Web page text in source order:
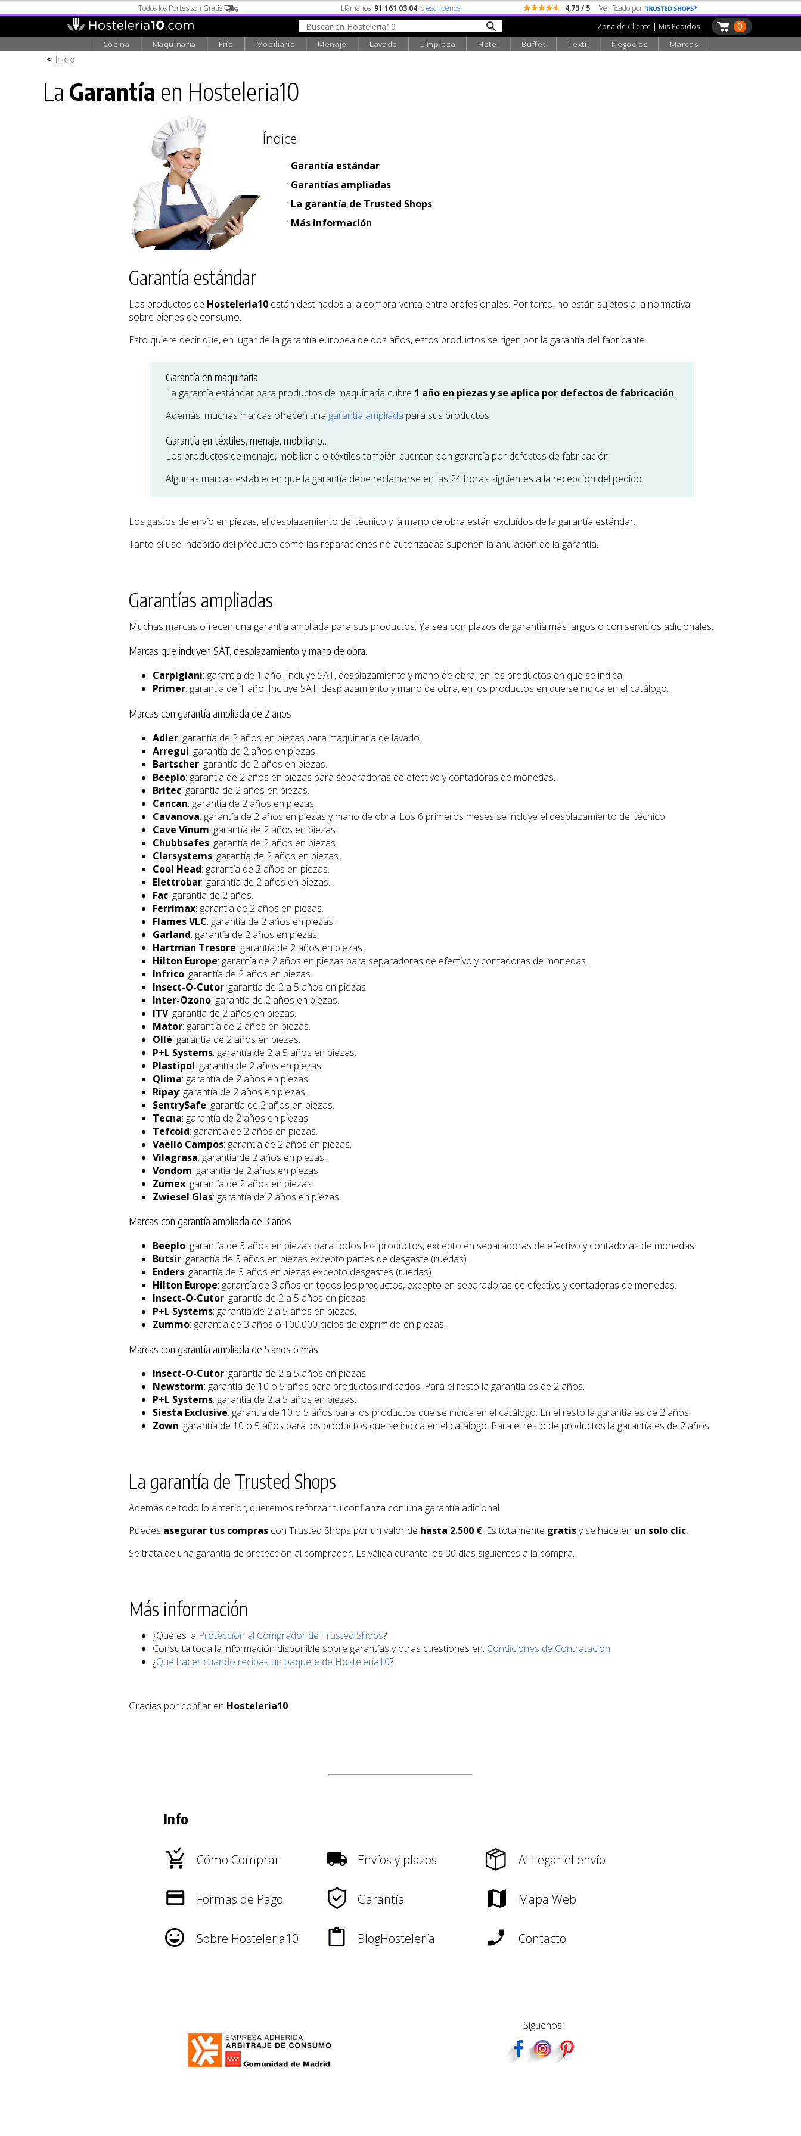
Todos los Portes son Gratis Llámanos 91 161 03 04 oescríbenos 4,73 / 5 · Verificado por
0
Zona de Cliente | Mis Pedidos
Cocina Maquinaria Frío Mobiliario Menaje Lavado Limpieza Hotel Buffet Textil Negocios Marcas
< Inicio
La Garantía en Hosteleria10
Índice
Garantía estándar
Garantías ampliadas
La garantía de Trusted Shops
Más información
Garantía estándar
Los productos de Hosteleria10 están destinados a la compra-venta entre profesionales. Por tanto, no están sujetos a la normativa
sobre bienes de consumo.
Esto quiere decir que, en lugar de la garantía europea de dos años, estos productos se rigen por la garantía del fabricante.
Garantía en maquinaria
La garantía estándar para productos de maquinaria cubre 1 año en piezas y se aplica por defectos de fabricación.
Además, muchas marcas ofrecen una garantía ampliada para sus productos.
Garantía en téxtiles, menaje, mobiliario…
Los productos de menaje, mobiliario o téxtiles también cuentan con garantía por defectos de fabricación.
Algunas marcas establecen que la garantía debe reclamarse en las 24 horas siguientes a la recepción del pedido.
Los gastos de envío en piezas, el desplazamiento del técnico y la mano de obra están excluídos de la garantía estándar.
Tanto el uso indebido del producto como las reparaciones no autorizadas suponen la anulación de la garantía.
Garantías ampliadas
Muchas marcas ofrecen una garantía ampliada para sus productos. Ya sea con plazos de garantía más largos o con servicios adicionales.
Marcas que incluyen SAT, desplazamiento y mano de obra.
Carpigiani: garantía de 1 año. Incluye SAT, desplazamiento y mano de obra, en los productos en que se indica.
Primer: garantía de 1 año. Incluye SAT, desplazamiento y mano de obra, en los productos en que se indica en el catálogo.
Marcas con garantía ampliada de 2 años
Adler: garantía de 2 años en piezas para maquinaria de lavado.
Arregui: garantía de 2 años en piezas.
Bartscher: garantía de 2 años en piezas.
Beeplo: garantía de 2 años en piezas para separadoras de efectivo y contadoras de monedas.
Britec: garantía de 2 años en piezas.
Cancan: garantía de 2 años en piezas.
Cavanova: garantía de 2 años en piezas y mano de obra. Los 6 primeros meses se incluye el desplazamiento del técnico.
Cave Vinum: garantía de 2 años en piezas.
Chubbsafes: garantía de 2 años en piezas.
Clarsystems: garantía de 2 años en piezas.
Cool Head: garantía de 2 años en piezas.
Elettrobar: garantía de 2 años en piezas.
Fac: garantía de 2 años.
Ferrimax: garantía de 2 años en piezas.
Flames VLC: garantía de 2 años en piezas.
Garland: garantía de 2 años en piezas.
Hartman Tresore: garantía de 2 años en piezas.
Hilton Europe: garantía de 2 años en piezas para separadoras de efectivo y contadoras de monedas.
Infrico: garantía de 2 años en piezas.
Insect-O-Cutor: garantía de 2 a 5 años en piezas.
Inter-Ozono: garantía de 2 años en piezas.
ITV: garantía de 2 años en piezas.
Mator: garantía de 2 años en piezas.
Ollé: garantía de 2 años en piezas.
P+L Systems: garantía de 2 a 5 años en piezas.
Plastipol: garantía de 2 años en piezas.
Qlima: garantía de 2 años en piezas.
Ripay: garantía de 2 años en piezas.
SentrySafe: garantía de 2 años en piezas.
Tecna: garantía de 2 años en piezas.
Tefcold: garantía de 2 años en piezas.
Vaello Campos: garantía de 2 años en piezas.
Vilagrasa: garantía de 2 años en piezas.
Vondom: garantia de 2 años en piezas.
Zumex: garantía de 2 años en piezas.
Zwiesel Glas: garantía de 2 años en piezas.
Marcas con garantía ampliada de 3 años
Beeplo: garantía de 3 años en piezas para todos los productos, excepto en separadoras de efectivo y contadoras de monedas.
Butsir: garantía de 3 años en piezas excepto partes de desgaste (ruedas).
Enders: garantía de 3 años en piezas excepto desgastes (ruedas).
Hilton Europe: garantía de 3 años en todos los productos, excepto en separadoras de efectivo y contadoras de monedas.
Insect-O-Cutor: garantía de 2 a 5 años en piezas.
P+L Systems: garantía de 2 a 5 años en piezas.
Zummo: garantía de 3 años o 100.000 ciclos de exprimido en piezas.
Marcas con garantía ampliada de 5 años o más
Insect-O-Cutor: garantía de 2 a 5 años en piezas.
Newstorm: garantía de 10 o 5 años para productos indicados. Para el resto la garantía es de 2 años.
P+L Systems: garantía de 2 a 5 años en piezas.
Siesta Exclusive: garantía de 10 o 5 años para los productos que se indica en el catálogo. En el resto la garantía es de 2 años.
Zown: garantía de 10 o 5 años para los productos que se indica en el catálogo. Para el resto de productos la garantía es de 2 años.
La garantía de Trusted Shops
Además de todo lo anterior, queremos reforzar tu confianza con una garantía adicional.
Puedes asegurar tus compras con Trusted Shops por un valor de hasta 2.500 €. Es totalmente gratisy se hace en un solo clic.
Se trata de una garantía de protección al comprador. Es válida durante los 30 días siguientes a la compra.
Más información
¿Qué es la Protección al Comprador de Trusted Shops?
Consulta toda la información disponible sobre garantías y otras cuestiones en: Condiciones de Contratación.
¿Qué hacer cuando recibas un paquete de Hosteleria10?
Gracias por confiar en Hosteleria10.
Info
Cómo Comprar Envíos y plazos Al llegar el envío
Formas de Pago Garantía Mapa Web
Sobre Hosteleria10 BlogHostelería Contacto
Síguenos: